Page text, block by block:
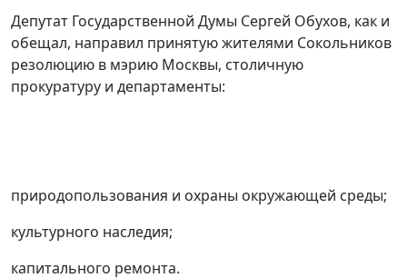
Депутат Государственной Думы Сергей Обухов, как и
обещал, направил принятую жителями Сокольников
резолюцию в мэрию Москвы, столичную
прокуратуру и департаменты:
природопользования и охраны окружающей среды;
культурного наследия;
капитального ремонта.